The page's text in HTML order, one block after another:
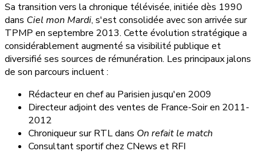
Sa transition vers la chronique télévisée, initiée dès 1990
dans Ciel mon Mardi, s'est consolidée avec son arrivée sur
TPMP en septembre 2013. Cette évolution stratégique a
considérablement augmenté sa visibilité publique et
diversifié ses sources de rémunération. Les principaux jalons
de son parcours incluent :
Rédacteur en chef au Parisien jusqu'en 2009
Directeur adjoint des ventes de France-Soir en 2011-
2012
Chroniqueur sur RTL dans On refait le match
Consultant sportif chez CNews et RFI